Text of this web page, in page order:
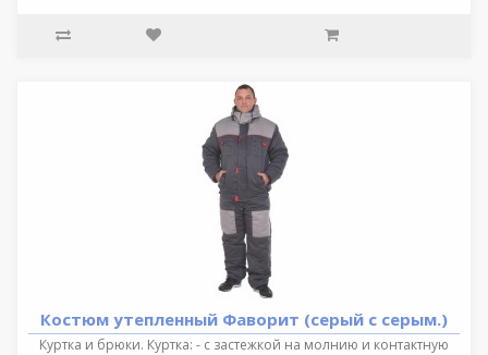
Костюм утепленный Фаворит (серый с серым.)
Куртка и брюки. Куртка: - с застежкой на молнию и контактную